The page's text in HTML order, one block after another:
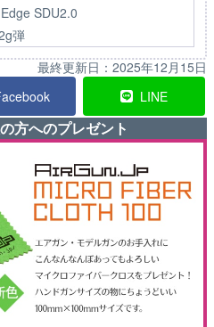
SDU2.0
弾
最終更新日： 2025年12月15日
LINE
方へのプレゼント